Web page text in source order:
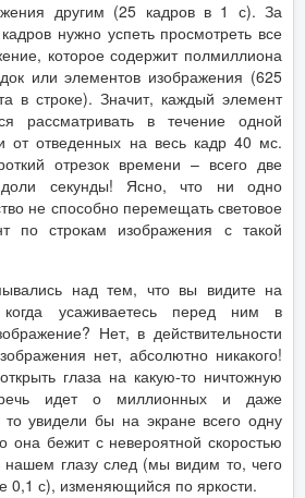
другим (25 кадров в 1 с). За
нужно успеть просмотреть все
которое содержит полмиллиона
или элементов изображения (625
в строке). Значит, каждый элемент
рассматривать в течение одной
от отведенных на весь кадр 40 мс.
отрезок времени – всего две
доли секунды! Ясно, что ни одно
не способно перемещать световое
по строкам изображения с такой
над тем, что вы видите на
когда усаживаетесь перед ним в
Нет, в действительности
нет, абсолютно никакого!
глаза на какую-то ничтожную
идет о миллионных и даже
увидели бы на экране всего одну
она бежит с невероятной скоростью
нашем глазу след (мы видим то, чего
0,1 с), изменяющийся по яркости.